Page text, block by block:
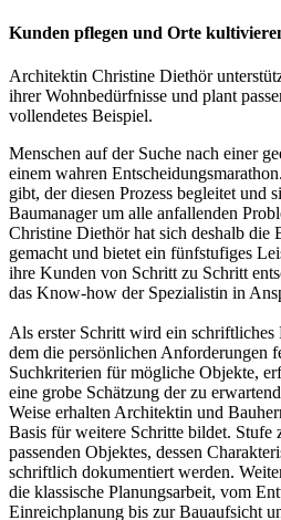
Kunden pflegen und Orte
Architektin Christine Diethör
ihrer Wohnbedürfnisse und plant
vollendetes Beispiel.
Menschen auf der Suche nach einer
einem wahren
gibt, der diesen Prozess begleitet und
Baumanager um alle anfallenden
Christine Diethör hat sich deshalb die
gemacht und bietet ein fünfstufiges
ihre Kunden von Schritt zu Schritt
das Know-how der Spezialistin in
Als erster Schritt wird ein schriftliches
dem die persönlichen Anforderungen
Suchkriterien für mögliche Objekte,
eine grobe Schätzung der zu
Weise erhalten Architektin und
Basis für weitere Schritte bildet. Stufe
passenden Objektes, dessen
schriftlich dokumentiert werden.
die klassische Planungsarbeit, vom
Einreichplanung bis zur Bauaufsicht